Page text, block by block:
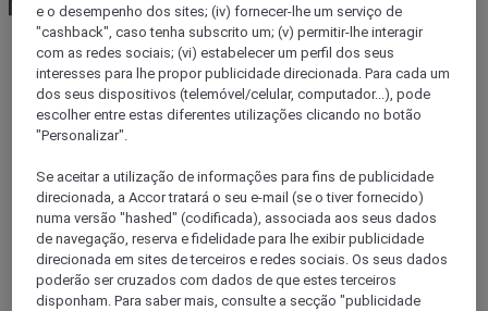
World
Europe
France
Loire Valley
e o desempenho dos sites; (iv) fornecer-lhe um serviço de
"cashback", caso tenha subscrito um; (v) permitir-lhe interagir
com as redes sociais; (vi) estabelecer um perfil dos seus
interesses para lhe propor publicidade direcionada. Para cada um
dos seus dispositivos (telemóvel/celular, computador...), pode
escolher entre estas diferentes utilizações clicando no botão
"Personalizar".
Se aceitar a utilização de informações para fins de publicidade
direcionada, a Accor tratará o seu e-mail (se o tiver fornecido)
numa versão "hashed" (codificada), associada aos seus dados
de navegação, reserva e fidelidade para lhe exibir publicidade
direcionada em sites de terceiros e redes sociais. Os seus dados
poderão ser cruzados com dados de que estes terceiros
disponham. Para saber mais, consulte a secção "publicidade